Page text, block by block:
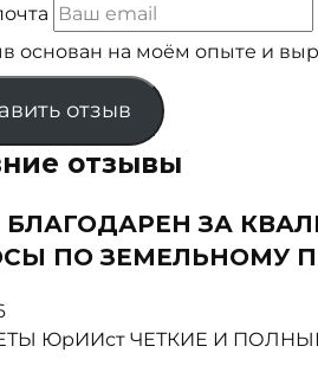
основан на моём опыте и
отзыв
отзывы
БЛАГОДАРЕН ЗА
ПО ЗЕМЕЛЬНОМУ
ЮрИИст ЧЕТКИЕ И